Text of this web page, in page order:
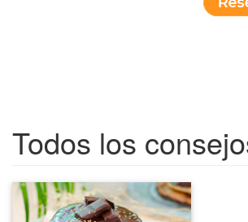
Todos los